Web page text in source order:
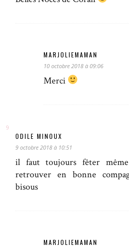
MARJOLIEMAMAN
10 octobre 2018 à 09:06
Merci
ODILE MINOUX
9 octobre 2018 à 10:51
il faut toujours fêter
retrouver en bonne
bisous
MARJOLIEMAMAN